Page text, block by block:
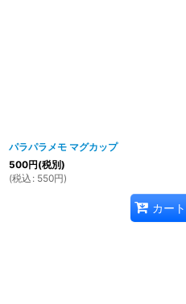
パラパラメモ マグカップ
500円(税別)
(税込 : 550円)
カー